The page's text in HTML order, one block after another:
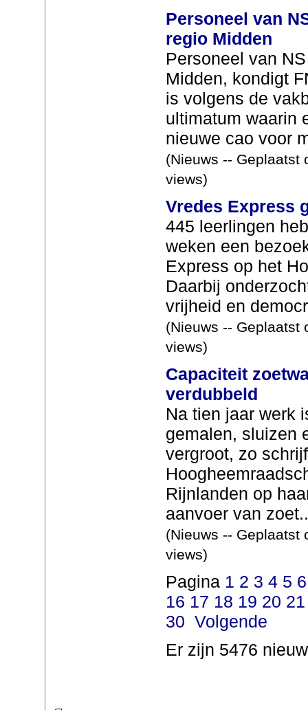
Personeel van
regio Midden
Personeel van
Midden, kondigt
is volgens de
ultimatum waarin
nieuwe cao voor
(Nieuws -- Geplaatst
views)
Vredes Express
445 leerlingen
weken een
Express op het
Daarbij
vrijheid en
(Nieuws -- Geplaatst
views)
Capaciteit
verdubbeld
Na tien jaar werk
gemalen, sluizen
vergroot, zo
Rijnlanden op
aanvoer van
(Nieuws -- Geplaatst
views)
Pagina 1 2 3 4 5 6
16 17 18 19 20 21
30 Volgende
Er zijn 5476